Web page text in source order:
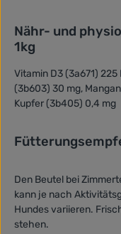
Nähr- und
1kg
Vitamin D3 (3a671)
(3b603) 30 mg,
Kupfer (3b405) 0,4 mg
Den Beutel bei
kann je nach
Hundes variieren.
stehen.